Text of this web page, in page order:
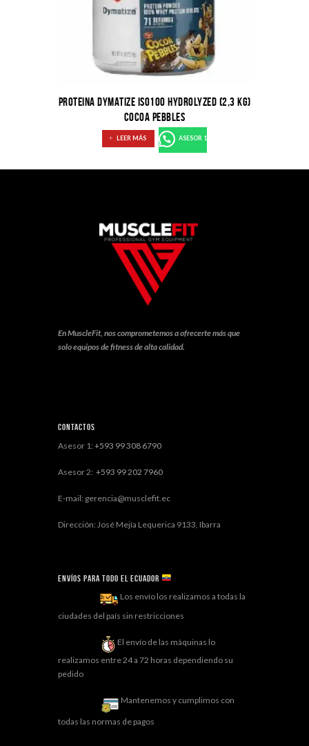
PROTEINA DYMATIZE ISO100 HYDROLYZED (2,3 KG)
COCOA PEBBLES
LEER MÁS ASESOR 1
En MuscleFit, nos comprometemos a ofrecerte más que
solo equipos de fitness de alta calidad.
Contactos
Asesor 1: +593 99 308 6790
Asesor 2: +593 99 202 7960
E-mail: gerencia@musclefit.ec
Dirección: José Mejía Lequerica 9133, Ibarra
Envíos para todo el ECUADOR
Los envío los realizamos a todas la
ciudades del país sin restricciones
El envío de las máquinas lo
realizamos entre 24 a 72 horas dependiendo su
pedido
Mantenemos y cumplimos con
todas las normas de pagos